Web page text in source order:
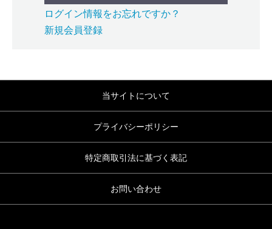
ログイン情報をお忘れですか？
新規会員登録
当サイトについて
プライバシーポリシー
特定商取引法に基づく表記
お問い合わせ